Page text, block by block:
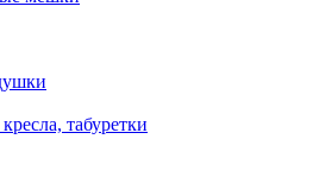
табуретки